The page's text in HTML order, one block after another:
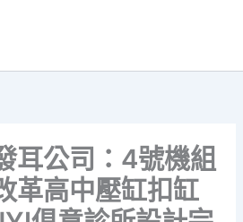
耳公司：4號機組
革高中壓缸扣缸